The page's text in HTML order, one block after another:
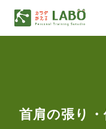
首肩の張り